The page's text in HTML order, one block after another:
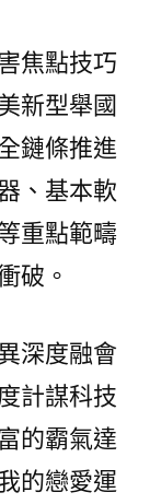
焦點技巧
新型舉國
鏈條推進
、基本軟
重點範疇
破。
深度融會
計謀科技
的霸氣達
的戀愛運